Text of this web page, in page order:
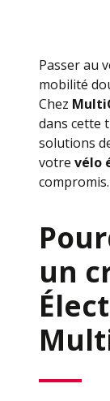
Passer au
mobilité
Chez
dans cette
solutions
votre vélo
compromis.
un